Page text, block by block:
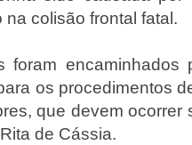
na colisão frontal fatal.
foram
os procedimentos
que devem ocorrer
de Cássia.